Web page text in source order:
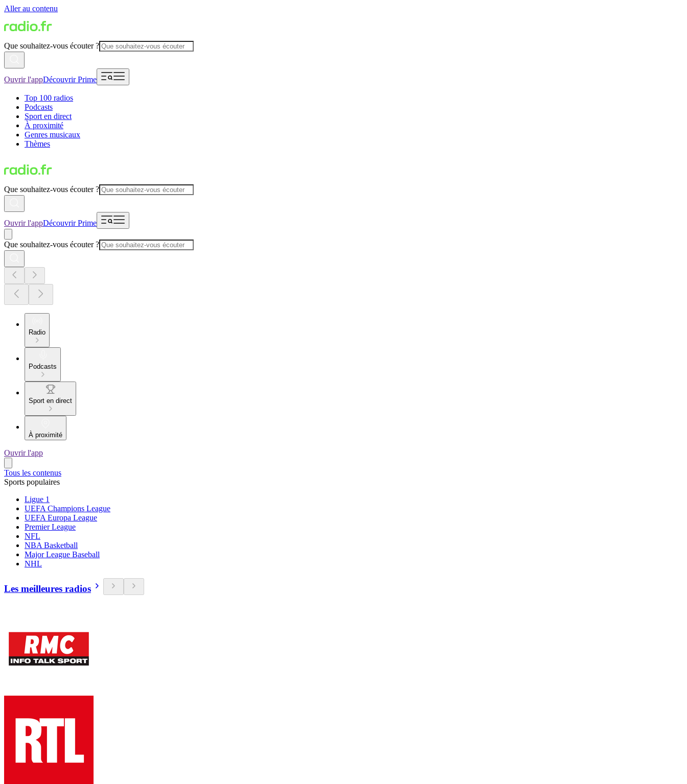
Aller au contenu
Que souhaitez-vous écouter ?
Ouvrir l'appDécouvrir Prime
Top 100 radios
Podcasts
Sport en direct
À proximité
Genres musicaux
Thèmes
Que souhaitez-vous écouter ?
Ouvrir l'appDécouvrir Prime
Que souhaitez-vous écouter ?
Radio
Podcasts
Sport en direct
À proximité
Ouvrir l'app
Tous les contenus
Sports populaires
Ligue 1
UEFA Champions League
UEFA Europa League
Premier League
NFL
NBA Basketball
Major League Baseball
NHL
Les meilleures radios